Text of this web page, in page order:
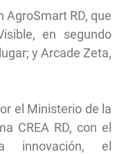
RD, que
en segundo
y Arcade Zeta,
el Ministerio de la
CREA RD, con el
innovación, el